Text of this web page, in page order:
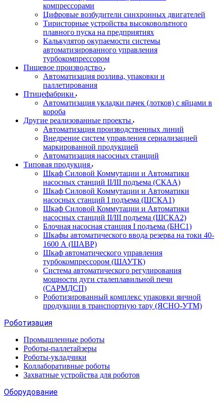
компрессорами
Цифровые возбудители синхронных двигателей
Тиристорные устройства высоковольтного
плавного пуска на предприятиях
Калькулятор окупаемости системы
автоматизированного управления
турбокомпрессором
Пищевое производство
Автоматизация розлива, упаковки и
паллетирования
Птицефабрики
Автоматизация укладки пачек (лотков) с яйцами в
короба
Другие реализованные проекты
Автоматизация производственных линий
Внедрение систем управления сериализацией
маркированной продукцией
Автоматизация насосных станций
Типовая продукция
Шкаф Силовой Коммутации и Автоматики
насосных станций II/III подъема (СКАА)
Шкаф Силовой Коммутации и Автоматики
насосных станций I подъема (ШСКА1)
Шкаф Силовой Коммутации и Автоматики
насосных станций II/III подъема (ШСКА2)
Блочная насосная станция I подъема (БНС1)
Шкафы автоматического ввода резерва на токи 40-
1600 А (ШАВР)
Шкаф автоматического управления
турбокомпрессором (ШАУТК)
Система автоматического регулирования
мощности дуги сталеплавильной печи
(САРМДСП)
Роботизированный комплекс упаковки яичной
продукции в транспортную тару (ЯСНО-УТМ)
Роботизация
Промышленные роботы
Роботы-паллетайзеры
Роботы-укладчики
Коллаборативные роботы
Захватные устройства для роботов
Оборудование